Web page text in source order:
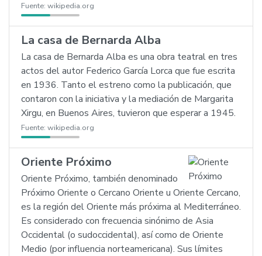
Fuente: wikipedia.org
La casa de Bernarda Alba
La casa de Bernarda Alba es una obra teatral en tres
actos del autor Federico García Lorca que fue escrita
en 1936. Tanto el estreno como la publicación, que
contaron con la iniciativa y la mediación de Margarita
Xirgu, en Buenos Aires, tuvieron que esperar a 1945.
Fuente: wikipedia.org
Oriente Próximo
Oriente Próximo, también denominado
Próximo Oriente o Cercano Oriente u Oriente Cercano,
es la región del Oriente más próxima al Mediterráneo.
Es considerado con frecuencia sinónimo de Asia
Occidental (o sudoccidental), así como de Oriente
Medio (por influencia norteamericana). Sus límites